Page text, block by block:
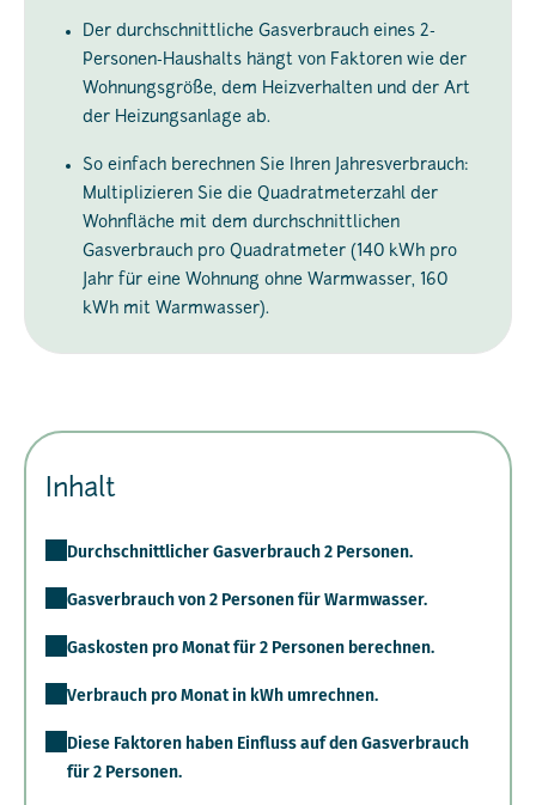
Der durchschnittliche Gasverbrauch eines 2-
Personen-Haushalts hängt von Faktoren wie der
Wohnungsgröße, dem Heizverhalten und der Art
der Heizungsanlage ab.
So einfach berechnen Sie Ihren Jahresverbrauch:
Multiplizieren Sie die Quadratmeterzahl der
Wohnfläche mit dem durchschnittlichen
Gasverbrauch pro Quadratmeter (140 kWh pro
Jahr für eine Wohnung ohne Warmwasser, 160
kWh mit Warmwasser).
Inhalt
Durchschnittlicher Gasverbrauch 2 Personen.
Gasverbrauch von 2 Personen für Warmwasser.
Gaskosten pro Monat für 2 Personen berechnen.
Verbrauch pro Monat in kWh umrechnen.
Diese Faktoren haben Einfluss auf den Gasverbrauch
für 2 Personen.